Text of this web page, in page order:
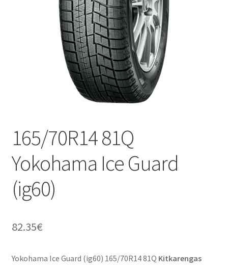
165/70R14 81Q
Yokohama Ice Guard
(ig60)
82.35€
Yokohama Ice Guard (ig60) 165/70R14 81Q Kitkarengas